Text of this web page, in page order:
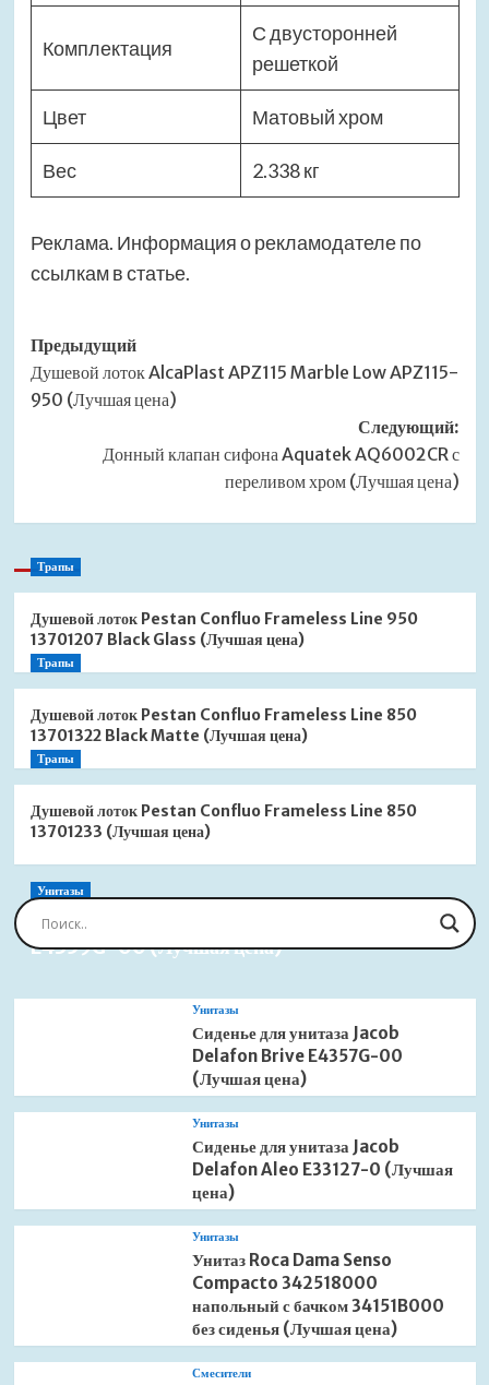
Комплектация
С двусторонней
решеткой
Цвет Матовый хром
Вес 2.338 кг
Реклама. Информация о рекламодателе по
ссылкам в статье.
Навигация
записи
Предыдущий
Душевой лоток AlcaPlast APZ115 Marble Low APZ115-
950 (Лучшая цена)
Следующий:
Донный клапан сифона Aquatek AQ6002CR с
переливом хром (Лучшая цена)
Трапы
Душевой лоток Pestan Confluo Frameless Line 950
13701207 Black Glass (Лучшая цена)
Трапы
Душевой лоток Pestan Confluo Frameless Line 850
13701322 Black Matte (Лучшая цена)
Трапы
Душевой лоток Pestan Confluo Frameless Line 850
13701233 (Лучшая цена)
Унитазы
Сиденье для унитаза Jacob Delafon Brive
E4359G-00 (Лучшая цена)
Унитазы
Сиденье для унитаза Jacob
Delafon Brive E4357G-00
(Лучшая цена)
Унитазы
Сиденье для унитаза Jacob
Delafon Aleo E33127-0 (Лучшая
цена)
Унитазы
Унитаз Roca Dama Senso
Compacto 342518000
напольный с бачком 34151B000
без сиденья (Лучшая цена)
Смесители